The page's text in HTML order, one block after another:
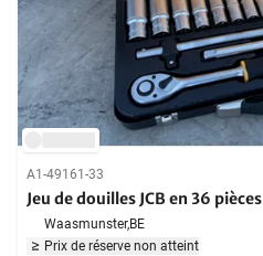
A1-49161-33
Jeu de douilles JCB en 36 pièces
Waasmunster,BE
Prix de réserve non atteint